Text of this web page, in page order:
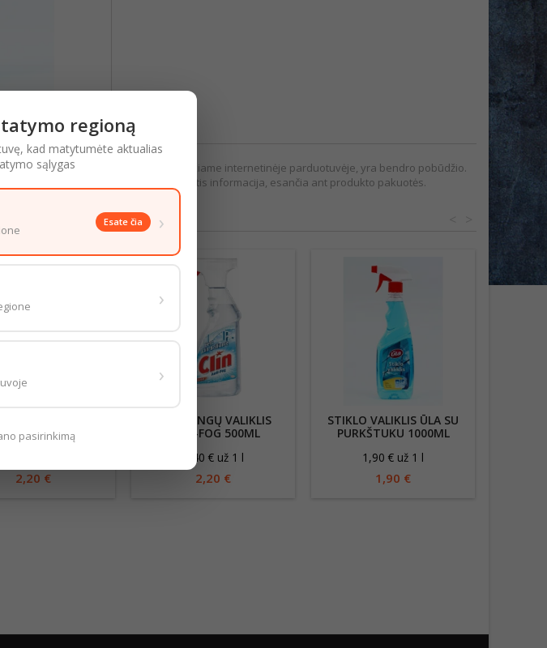
nuotraukoje. Informacija, kurią pateikiame internetinėje parduotuvėje, yra bendro pobūdžio.
pakuotės. Rekomenduojame vadovautis informacija, esančia ant produkto pakuotės.
LEMON
2,20 €
CLIN LANGŲ VALIKLIS
ANTI-FOG 500ML
4,40 € už 1 l
2,20 €
STIKLO VALIKLIS ŪLA SU
PURKŠTUKU 1000ML
1,90 € už 1 l
1,90 €
regioną
kad matytumėte aktualias
sąlygas
Esate čia ›
›
›
pasirinkimą